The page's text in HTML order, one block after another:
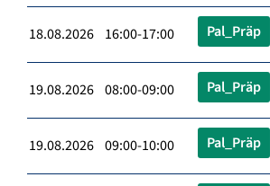
18.08.2026 16:00-17:00 Pal_Präp
19.08.2026 08:00-09:00 Pal_Präp
19.08.2026 09:00-10:00 Pal_Präp